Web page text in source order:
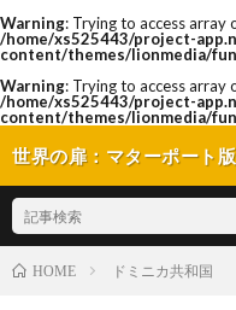
Warning: Trying to access
/home/xs525443/project-
content/themes/lionmedia/
Warning: Trying to access
/home/xs525443/project-
content/themes/lionmedia/
世界の扉：マターポート版
HOME ドミニカ共和国